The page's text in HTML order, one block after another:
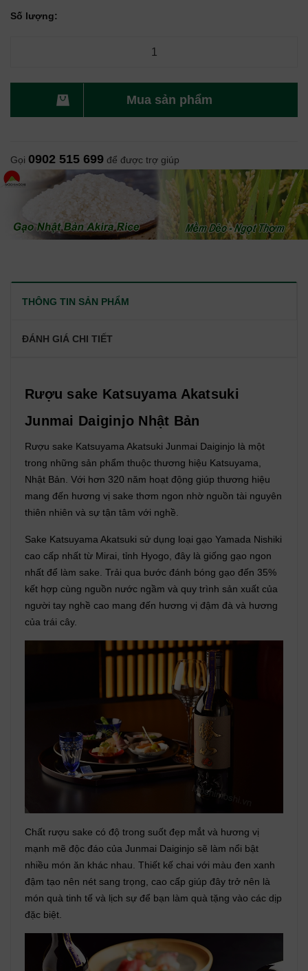
Số lượng:
Mua sản phẩm
Gọi 0902 515 699 để được trợ giúp
THÔNG TIN SẢN PHẨM
ĐÁNH GIÁ CHI TIẾT
Rượu sake Katsuyama Akatsuki
Junmai Daiginjo Nhật Bản
Rượu sake Katsuyama Akatsuki Junmai Daiginjo là một
trong những sản phẩm thuộc thương hiệu Katsuyama,
Nhật Bản. Với hơn 320 năm hoạt động giúp thương hiệu
mang đến hương vị sake thơm ngon nhờ nguồn tài nguyên
thiên nhiên và sự tận tâm với nghề.
Sake Katsuyama Akatsuki sử dụng loại gạo Yamada Nishiki
cao cấp nhất từ ​​Mirai, tỉnh Hyogo, đây là giống gạo ngon
nhất để làm sake. Trải qua bước đánh bóng gạo đến 35%
kết hợp cùng nguồn nước ngầm và quy trình sản xuất của
người tay nghề cao mang đến hương vị đậm đà và hương
của trái cây.
Chất rượu sake có độ trong suốt đẹp mắt và hương vị
mạnh mẽ độc đáo của Junmai Daiginjo sẽ làm nổi bật
nhiều món ăn khác nhau. Thiết kế chai với màu đen xanh
đậm tạo nên nét sang trọng, cao cấp giúp đây trở nên là
món quà tinh tế và lịch sự để bạn làm quà tặng vào các dịp
đặc biệt.